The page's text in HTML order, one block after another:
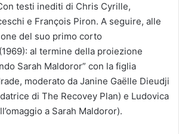
testi inediti di Chris Cyrille,
e François Piron. A seguire, alle
del suo primo corto
al termine della proiezione
Sarah Maldoror” con la figlia
moderato da Janine Gaëlle Dieudji
di The Recovey Plan) e Ludovica
a Sarah Maldoror).